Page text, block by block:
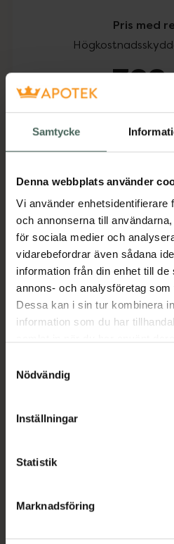
Samtycke
Denna webbplats använder
Vi använder enhetsidentifierare
och annonserna till
för sociala medier och
vidarebefordrar även sådana
information från din enhet till
annons- och analysföretag
Dessa kan i sin tur kombinera
information som du har
återkalla ditt samtycke via
cookieinställningar. Ett
lagligheten av behandling
Nödvändig
Inställningar
Statistik
Marknadsföring
Pris med
I apotek:
Aktuella erbjudanden
Beskrivning
07350132600139
Kronans Apotek finns här för
datorn. Oavsett vem du är så
med oss.
Kundservice